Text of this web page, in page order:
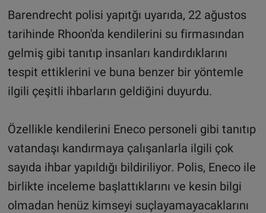
Barendrecht polisi yapıtğı uyarıda, 22 ağustos
tarihinde Rhoon'da kendilerini su firmasından
gelmiş gibi tanıtıp insanları kandırdıklarını
tespit ettiklerini ve buna benzer bir yöntemle
ilgili çeşitli ihbarların geldiğini duyurdu.
Özellikle kendilerini Eneco personeli gibi tanıtıp
vatandaşı kandırmaya çalışanlarla ilgili çok
sayıda ihbar yapıldığı bildiriliyor. Polis, Eneco ile
birlikte inceleme başlattıklarını ve kesin bilgi
olmadan henüz kimseyi suçlayamayacaklarını